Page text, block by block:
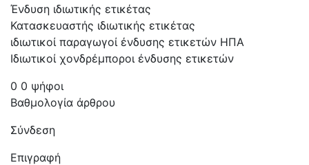
Ένδυση ιδιωτικής ετικέτας
Κατασκευαστής ιδιωτικής ετικέτας
ιδιωτικοί παραγωγοί ένδυσης ετικετών ΗΠΑ
Ιδιωτικοί χονδρέμποροι ένδυσης ετικετών
0 0 ψήφοι
Βαθμολογία άρθρου
Σύνδεση
Επιγραφή